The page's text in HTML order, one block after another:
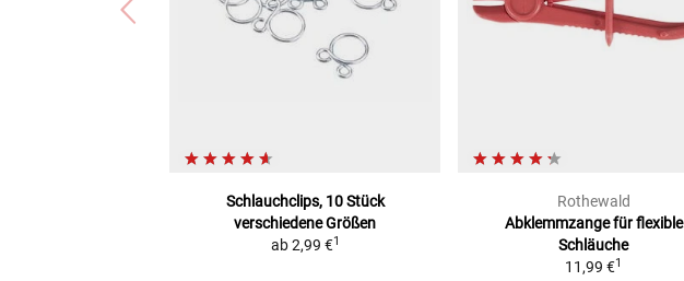
Schlauchclips, 10 Stück
verschiedene Größen
ab 2,99 €1
Rothewald
Abklemmzange für flexible
Schläuche
11,99 €1